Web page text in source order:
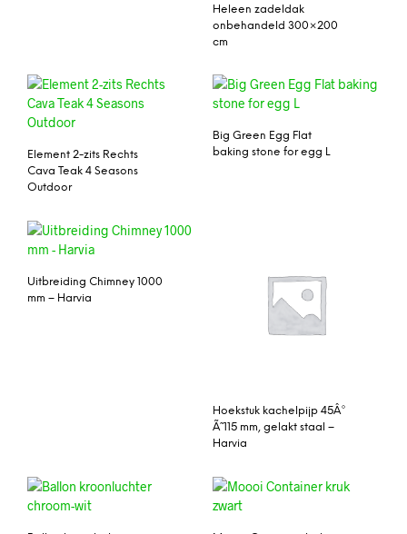
Heleen zadeldak
onbehandeld 300×200
cm
Element 2-zits Rechts
Cava Teak 4 Seasons
Outdoor
Big Green Egg Flat
baking stone for egg L
Uitbreiding Chimney 1000
mm – Harvia
Hoekstuk kachelpijp 45Â°
Ã˜ 115 mm, gelakt staal –
Harvia